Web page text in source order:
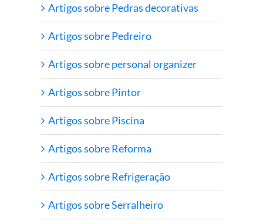
Artigos sobre Pedras decorativas
Artigos sobre Pedreiro
Artigos sobre personal organizer
Artigos sobre Pintor
Artigos sobre Piscina
Artigos sobre Reforma
Artigos sobre Refrigeração
Artigos sobre Serralheiro